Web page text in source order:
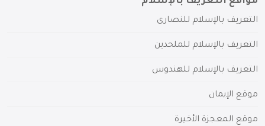
التعريف بالإسلام للنصارى
التعريف بالإسلام للملحدين
التعريف بالإسلام للهندوس
موقع الإيمان
موقع المعجزة الأخيرة